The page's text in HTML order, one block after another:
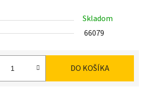
Skladom
66079
DO KOŠÍKA